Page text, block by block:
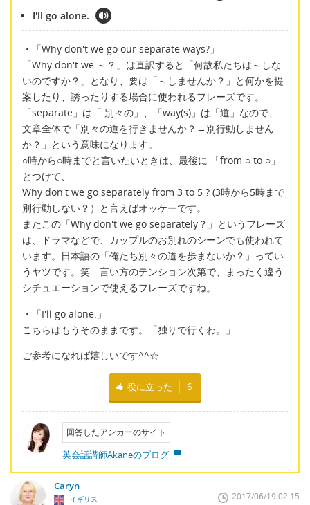
I'll go alone.
・「Why don't we go our separate ways?」
「Why don't we ～？」は直訳すると「何故私たちは～しな
いのですか？」となり、要は「～しませんか？」と何かを提
案したり、誘ったりする場合に使われるフレーズです。
「separate」は「 別々の」、「way(s)」は「道」なので、
文章全体で「別々の道を行きませんか？→別行動しません
か？」という意味になります。
○時から○時までと言いたいときは、最後に 「from ○ to ○」
とつけて、
Why don't we go separately from 3 to 5 ? (3時から5時まで
別行動しない？）と言えばオッケーです。
またこの「Why don't we go separately？」というフレーズ
は、ドラマなどで、カップルのお別れのシーンでも使われて
います。日本語の「俺たち別々の道を歩まないか？」ってい
うヤツです。笑 言い方のテンション次第で、まったく違う
シチュエーションで使えるフレーズですね。
・「I'll go alone.」
こちらはもうそのままです。「独りで行くわ。」
ご参考になれば嬉しいです^^☆
役に立った 6
回答したアンカーのサイト
英会話講師Akaneのブログ
Caryn
イギリス 2017/06/19 02:15